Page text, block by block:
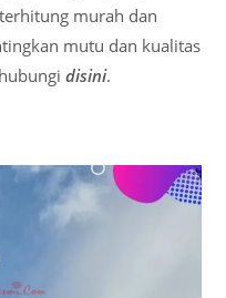
murah dan
mutu dan kualitas
disini.